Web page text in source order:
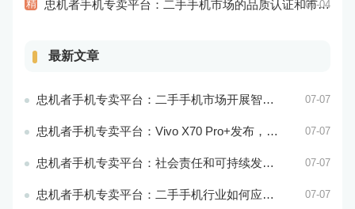
精 忠机者手机专卖平台：二手手机市场的品质认证和市场溯源07-04
最新文章
忠机者手机专卖平台：二手手机市场开展智能化运营，优化市场流程和效率 07-07
忠机者手机专卖平台：Vivo X70 Pro+发布，搭载超强的拍照能力和高效的处理器 07-07
忠机者手机专卖平台：社会责任和可持续发展是二手手机行业发展的关键 07-07
忠机者手机专卖平台：二手手机行业如何应对环境保护的责任 07-07